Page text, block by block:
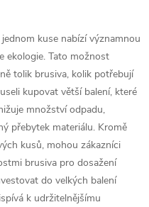
kuse nabízí významnou
ekologie. Tato možnost
tolik brusiva, kolik potřebují
kupovat větší balení, které
množství odpadu,
přebytek materiálu. Kromě
kusů, mohou zákazníci
brusiva pro dosažení
do velkých balení
k udržitelnějšímu